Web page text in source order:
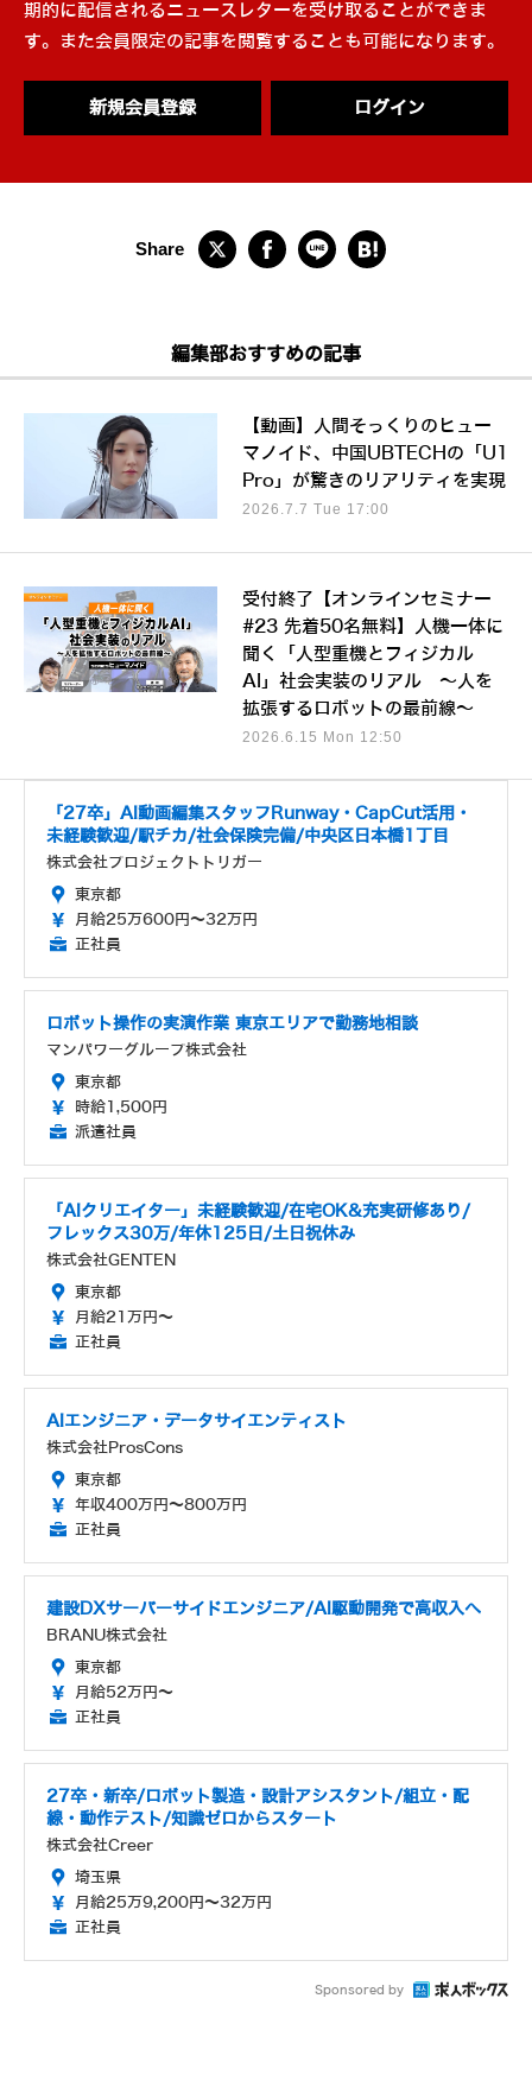
期的に配信されるニュースレターを受け取ることができま
す。また会員限定の記事を閲覧することも可能になります。
新規会員登録 ログイン
編集部おすすめの記事
【動画】人間そっくりのヒュー
マノイド、中国UBTECHの「U1
Pro」が驚きのリアリティを実現
2026.7.7 Tue 17:00
受付終了【オンラインセミナー
#23 先着50名無料】人機一体に
聞く「人型重機とフィジカル
AI」社会実装のリアル ～人を
拡張するロボットの最前線～
2026.6.15 Mon 12:50
「27卒」AI動画編集スタッフRunway・CapCut活用・
未経験歓迎/駅チカ/社会保険完備/中央区日本橋1丁目
株式会社プロジェクトトリガー
東京都
月給25万600円～32万円
正社員
ロボット操作の実演作業 東京エリアで勤務地相談
マンパワーグループ株式会社
東京都
時給1,500円
派遣社員
「AIクリエイター」未経験歓迎/在宅OK&充実研修あり/
フレックス30万/年休125日/土日祝休み
株式会社GENTEN
東京都
月給21万円～
正社員
AIエンジニア・データサイエンティスト
株式会社ProsCons
東京都
年収400万円～800万円
正社員
建設DXサーバーサイドエンジニア/AI駆動開発で高収入へ
BRANU株式会社
東京都
月給52万円～
正社員
27卒・新卒/ロボット製造・設計アシスタント/組立・配
線・動作テスト/知識ゼロからスタート
株式会社Creer
埼玉県
月給25万9,200円～32万円
正社員
Sponsored by